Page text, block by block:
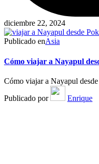
diciembre 22, 2024
Publicado enAsia
Cómo viajar a Nayapul
Cómo viajar a Nayapul
Publicado por
Enrique